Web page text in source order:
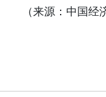
（来源：中国